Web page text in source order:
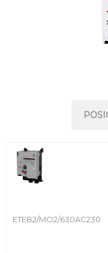
ETEB2/MO2/630AC230